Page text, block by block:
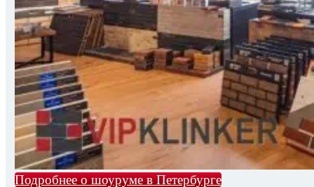
Подробнее о шоуруме в Петербурге